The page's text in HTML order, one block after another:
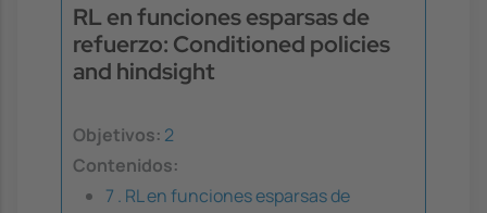
RL en funciones esparsas de
refuerzo: Conditioned policies
and hindsight
Objetivos: 2
Contenidos:
7 . RL en funciones esparsas de